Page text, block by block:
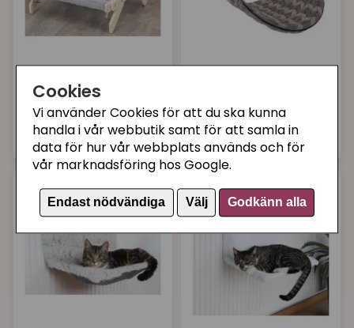
Cookies
Vi använder Cookies för att du ska kunna
handla i vår webbutik samt för att samla in
data för hur vår webbplats används och för
vår marknadsföring hos Google.
Endast nödvändiga Välj Godkänn alla
Ge din katt den komfort och lyx den förtjänar med
en kattbädd från vår kollektion. Utforska vårt breda
utbud av kattbäddar idag och se till att din katt har
den bästa sovplatsen i huset.
TRIXIE
Hammock kattsäng,
trä
299 kr Köp
D&D HOME
look grå
399 kr